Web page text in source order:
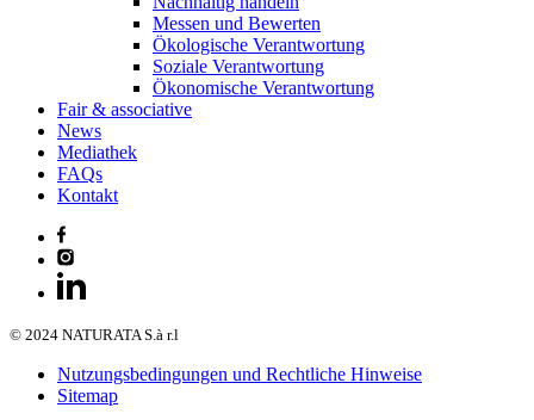
Messen und Bewerten
Ökologische Verantwortung
Soziale Verantwortung
Ökonomische Verantwortung
Fair & associative
News
Mediathek
FAQs
Kontakt
© 2024 NATURATA S.à r.l
Nutzungsbedingungen und Rechtliche Hinweise
Sitemap